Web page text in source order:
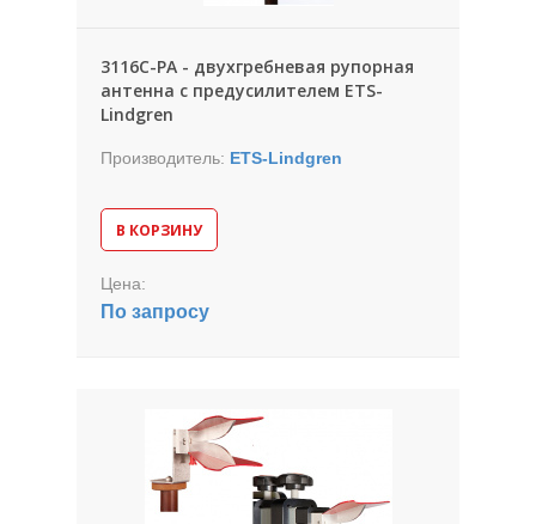
3116C-PA - двухгребневая рупорная
антенна с предусилителем ETS-
Lindgren
Производитель: ETS-Lindgren
В КОРЗИНУ
Цена:
По запросу